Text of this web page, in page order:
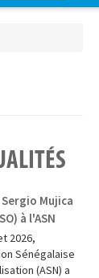
Mujica
à l'ASN
2026,
Sénégalaise
(ASN) a